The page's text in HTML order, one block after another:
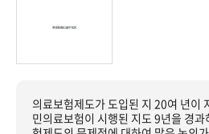
의료보험제도가 도입된 지 20여 년이
민의료보험이 시행된 지도 9년을 경